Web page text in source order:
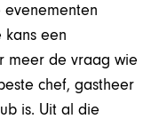
evenementen
een
meer de vraag wie
chef, gastheer
is. Uit al die